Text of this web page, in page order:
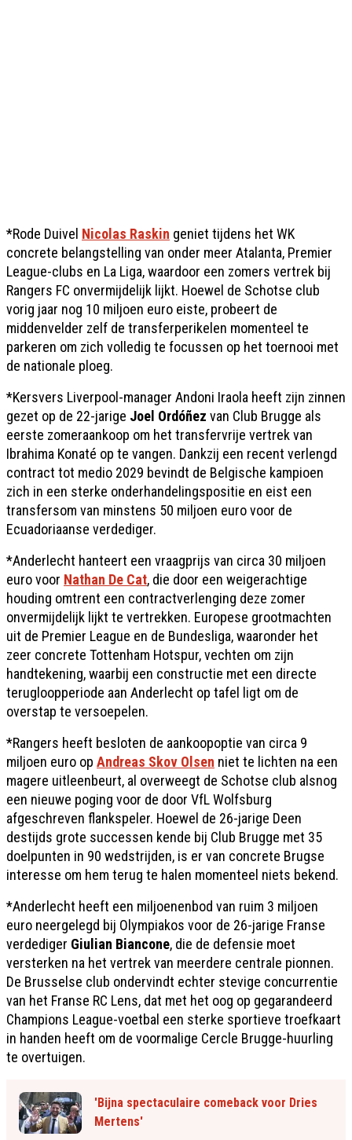
*Rode Duivel Nicolas Raskin geniet tijdens het WK
concrete belangstelling van onder meer Atalanta, Premier
League-clubs en La Liga, waardoor een zomers vertrek bij
Rangers FC onvermijdelijk lijkt. Hoewel de Schotse club
vorig jaar nog 10 miljoen euro eiste, probeert de
middenvelder zelf de transferperikelen momenteel te
parkeren om zich volledig te focussen op het toernooi met
de nationale ploeg.
*Kersvers Liverpool-manager Andoni Iraola heeft zijn zinnen
gezet op de 22-jarige Joel Ordóñez van Club Brugge als
eerste zomeraankoop om het transfervrije vertrek van
Ibrahima Konaté op te vangen. Dankzij een recent verlengd
contract tot medio 2029 bevindt de Belgische kampioen
zich in een sterke onderhandelingspositie en eist een
transfersom van minstens 50 miljoen euro voor de
Ecuadoriaanse verdediger.
*Anderlecht hanteert een vraagprijs van circa 30 miljoen
euro voor Nathan De Cat, die door een weigerachtige
houding omtrent een contractverlenging deze zomer
onvermijdelijk lijkt te vertrekken. Europese grootmachten
uit de Premier League en de Bundesliga, waaronder het
zeer concrete Tottenham Hotspur, vechten om zijn
handtekening, waarbij een constructie met een directe
terugloopperiode aan Anderlecht op tafel ligt om de
overstap te versoepelen.
*Rangers heeft besloten de aankoopoptie van circa 9
miljoen euro op Andreas Skov Olsen niet te lichten na een
magere uitleenbeurt, al overweegt de Schotse club alsnog
een nieuwe poging voor de door VfL Wolfsburg
afgeschreven flankspeler. Hoewel de 26-jarige Deen
destijds grote successen kende bij Club Brugge met 35
doelpunten in 90 wedstrijden, is er van concrete Brugse
interesse om hem terug te halen momenteel niets bekend.
*Anderlecht heeft een miljoenenbod van ruim 3 miljoen
euro neergelegd bij Olympiakos voor de 26-jarige Franse
verdediger Giulian Biancone, die de defensie moet
versterken na het vertrek van meerdere centrale pionnen.
De Brusselse club ondervindt echter stevige concurrentie
van het Franse RC Lens, dat met het oog op gegarandeerd
Champions League-voetbal een sterke sportieve troefkaart
in handen heeft om de voormalige Cercle Brugge-huurling
te overtuigen.
'Bijna spectaculaire comeback voor Dries
Mertens'